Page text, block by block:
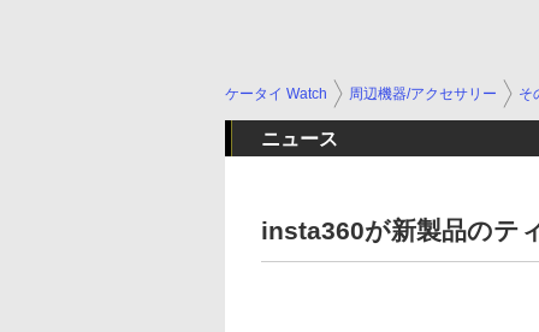
ケータイ Watch 周辺機器/アクセサリー そ
ニュース
insta360が新製品のテ